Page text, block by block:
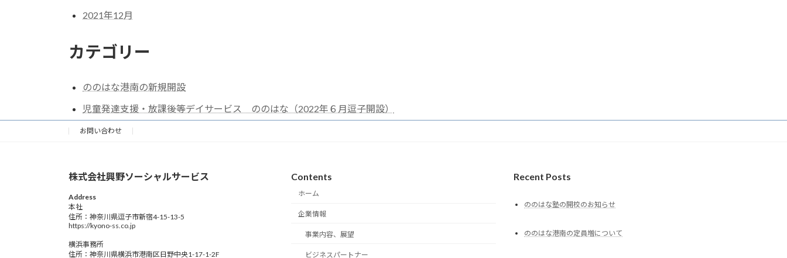
2021年12月
カテゴリー
ののはな港南の新規開設
児童発達支援・放課後等デイサービス ののはな（2022年６月逗子開設）
お問い合わせ
株式会社興野ソーシャルサービス
Address
本社
住所：神奈川県逗子市新宿4-15-13-5
https://kyono-ss.co.jp
横浜事務所
住所：神奈川県横浜市港南区日野中央1-17-1-2F
Contents
ホーム
企業情報
事業内容、展望
ビジネスパートナー
Recent Posts
ののはな塾の開校のお知らせ
ののはな港南の定員増について